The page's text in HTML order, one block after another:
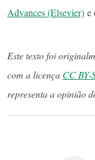
Advances (Elsevier) e
Este texto foi
com a licença CC BY-
representa a opinião